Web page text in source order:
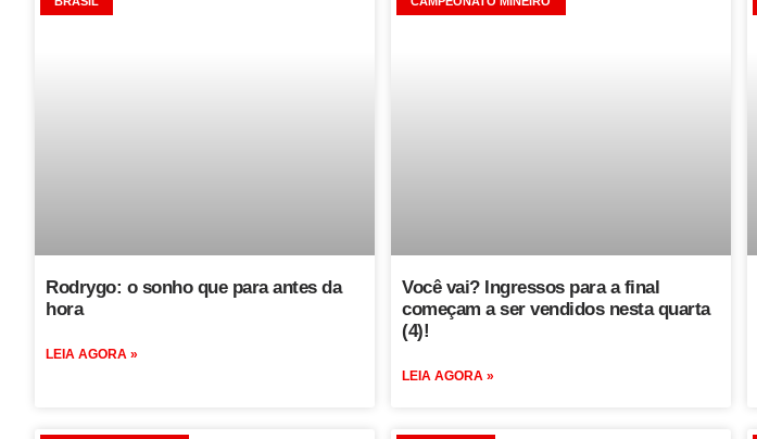
Rodrygo: o sonho que para antes da
hora
LEIA AGORA »
Você vai? Ingressos para a final
começam a ser vendidos nesta quarta
(4)!
LEIA AGORA »